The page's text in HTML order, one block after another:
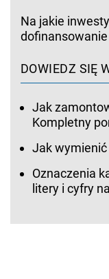
Na jakie
DOWIEDZ SIĘ
Jak
Kompletny
Jak
Oznaczenia
litery i cyfry